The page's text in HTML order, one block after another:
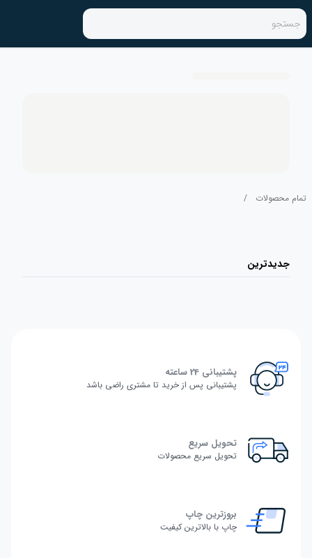
جستجو
تمام محصولات /
جدیدترین
پشتیبانی 24 ساعته
پشتیبانی پس از خرید تا مشتری راضی باشد
تحویل سریع
تحویل سریع محصولات
بروزترین چاپ
چاپ با بالاترین کیفیت